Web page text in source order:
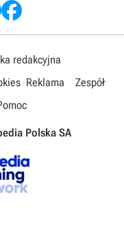
redakcyjna
Reklama
Zespół
Polska SA